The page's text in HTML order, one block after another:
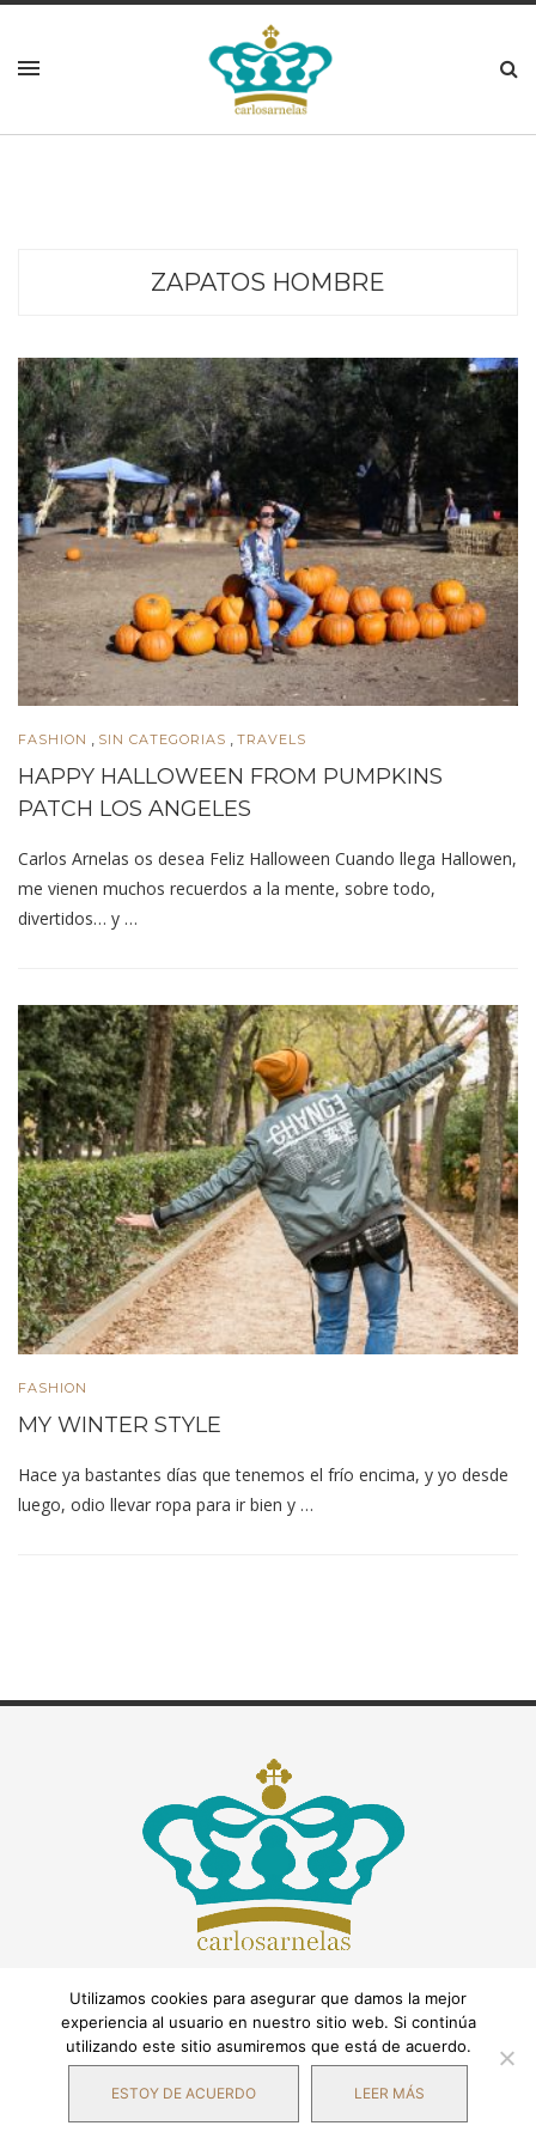
ZAPATOS HOMBRE
FASHION SIN CATEGORIAS TRAVELS
HAPPY HALLOWEEN FROM PUMPKINS
PATCH LOS ANGELES
Carlos Arnelas os desea Feliz Halloween Cuando llega Hallowen,
me vienen muchos recuerdos a la mente, sobre todo,
divertidos… y …
FASHION
MY WINTER STYLE
Hace ya bastantes días que tenemos el frío encima, y yo desde
luego, odio llevar ropa para ir bien y …
Utilizamos cookies para asegurar que damos la mejor
experiencia al usuario en nuestro sitio web. Si continúa
utilizando este sitio asumiremos que está de acuerdo.
ESTOY DE ACUERDO LEER MÁS